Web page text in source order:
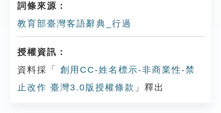
詞條來源：
教育部臺灣客語辭典_行過
授權資訊：
資料採「
創用CC-姓名標示-非商業性-禁
止改作 臺灣3.0版授權條款 」釋出